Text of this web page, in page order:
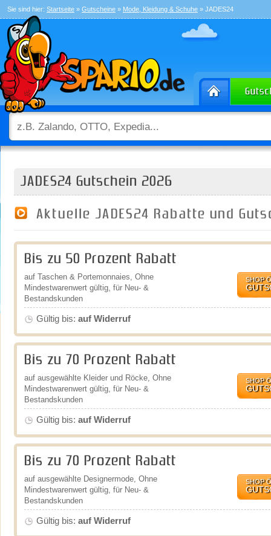
Sie sind hier: Startseite » Gutscheine » Mode, Kleidung & Schuhe » JADES24
JADES24 Gutschein 2026
Aktuelle JADES24 Rabatte und
Bis zu 50 Prozent Rabatt
auf Taschen & Portemonnaies, Ohne
Mindestwarenwert gültig, für Neu- &
Bestandskunden
SHOP
Gültig bis: auf Widerruf
Bis zu 70 Prozent Rabatt
auf ausgewählte Kleider und Röcke, Ohne
Mindestwarenwert gültig, für Neu- &
Bestandskunden
SHOP
Gültig bis: auf Widerruf
Bis zu 70 Prozent Rabatt
auf ausgewählte Designermode, Ohne
Mindestwarenwert gültig, für Neu- &
Bestandskunden
SHOP
Gültig bis: auf Widerruf